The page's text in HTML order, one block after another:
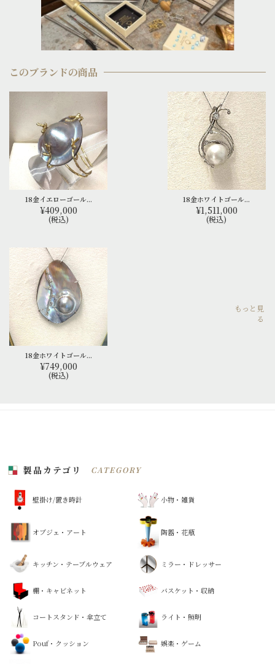
このブランドの商品
18金イエローゴール...
¥409,000
(税込)
18金ホワイトゴール...
¥1,511,000
(税込)
18金ホワイトゴール...
¥749,000
(税込)
もっと見
る
製品カテゴリ CATEGORY
壁掛け/置き時計 小物・雑貨
オブジェ・アート 陶器・花瓶
キッチン・テーブルウェア ミラー・ドレッサー
棚・キャビネット バスケット・収納
コートスタンド・傘立て ライト・照明
Pouf・クッション 娯楽・ゲーム